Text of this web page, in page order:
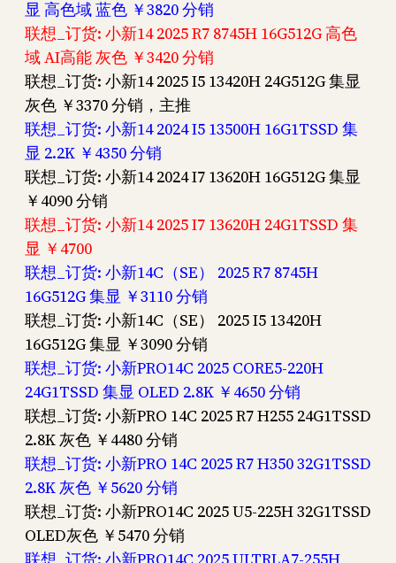
显 高色域 蓝色 ￥3820 分销
联想_订货: 小新14 2025 R7 8745H 16G512G 高色
域 AI高能 灰色 ￥3420 分销
联想_订货: 小新14 2025 I5 13420H 24G512G 集显
灰色 ￥3370 分销，主推
联想_订货: 小新14 2024 I5 13500H 16G1TSSD 集
显 2.2K ￥4350 分销
联想_订货: 小新14 2024 I7 13620H 16G512G 集显
￥4090 分销
联想_订货: 小新14 2025 I7 13620H 24G1TSSD 集
显 ￥4700
联想_订货: 小新14C（SE） 2025 R7 8745H
16G512G 集显 ￥3110 分销
联想_订货: 小新14C（SE） 2025 I5 13420H
16G512G 集显 ￥3090 分销
联想_订货: 小新PRO14C 2025 CORE5-220H
24G1TSSD 集显 OLED 2.8K ￥4650 分销
联想_订货: 小新PRO 14C 2025 R7 H255 24G1TSSD
2.8K 灰色 ￥4480 分销
联想_订货: 小新PRO 14C 2025 R7 H350 32G1TSSD
2.8K 灰色 ￥5620 分销
联想_订货: 小新PRO14C 2025 U5-225H 32G1TSSD
OLED灰色 ￥5470 分销